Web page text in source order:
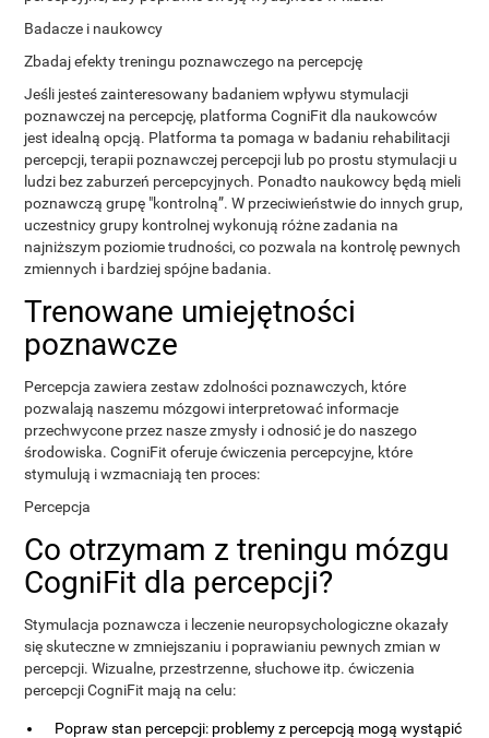
Badacze i naukowcy
Zbadaj efekty treningu poznawczego na percepcję
Jeśli jesteś zainteresowany badaniem wpływu stymulacji
poznawczej na percepcję, platforma CogniFit dla naukowców
jest idealną opcją. Platforma ta pomaga w badaniu rehabilitacji
percepcji, terapii poznawczej percepcji lub po prostu stymulacji u
ludzi bez zaburzeń percepcyjnych. Ponadto naukowcy będą mieli
poznawczą grupę "kontrolną”. W przeciwieństwie do innych grup,
uczestnicy grupy kontrolnej wykonują różne zadania na
najniższym poziomie trudności, co pozwala na kontrolę pewnych
zmiennych i bardziej spójne badania.
Trenowane umiejętności
poznawcze
Percepcja zawiera zestaw zdolności poznawczych, które
pozwalają naszemu mózgowi interpretować informacje
przechwycone przez nasze zmysły i odnosić je do naszego
środowiska. CogniFit oferuje ćwiczenia percepcyjne, które
stymulują i wzmacniają ten proces:
Percepcja
Co otrzymam z treningu mózgu
CogniFit dla percepcji?
Stymulacja poznawcza i leczenie neuropsychologiczne okazały
się skuteczne w zmniejszaniu i poprawianiu pewnych zmian w
percepcji. Wizualne, przestrzenne, słuchowe itp. ćwiczenia
percepcji CogniFit mają na celu:
Popraw stan percepcji: problemy z percepcją mogą wystąpić